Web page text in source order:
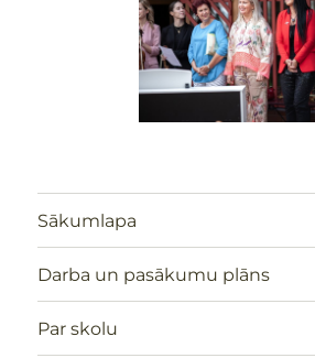
Sākumlapa
Darba un pasākumu plāns
Par skolu